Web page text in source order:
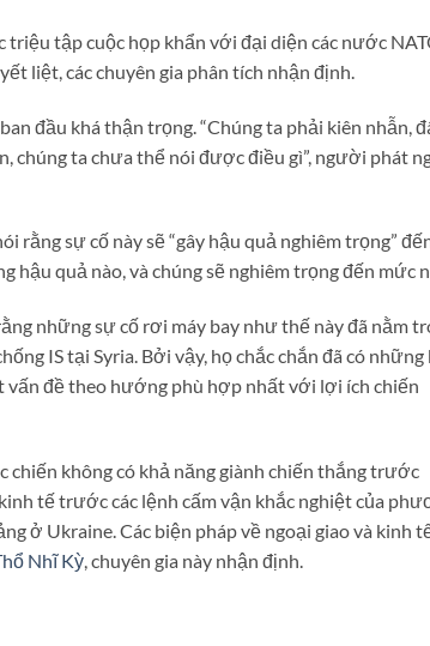
triệu tập cuộc họp khẩn với đại diện các nước
liệt, các chuyên gia phân tích nhận định.
đầu khá thận trọng. “Chúng ta phải kiên nhẫn,
chúng ta chưa thể nói được điều gì”, người phát
rằng sự cố này sẽ “gây hậu quả nghiêm trọng”
hậu quả nào, và chúng sẽ nghiêm trọng đến mức
những sự cố rơi máy bay như thế này đã nằm
IS tại Syria. Bởi vậy, họ chắc chắn đã có những
vấn đề theo hướng phù hợp nhất với lợi ích chiến
chiến không có khả năng giành chiến thắng trước
tế trước các lệnh cấm vận khắc nghiệt của
ở Ukraine. Các biện pháp về ngoại giao và kinh
Nhĩ Kỳ, chuyên gia này nhận định.